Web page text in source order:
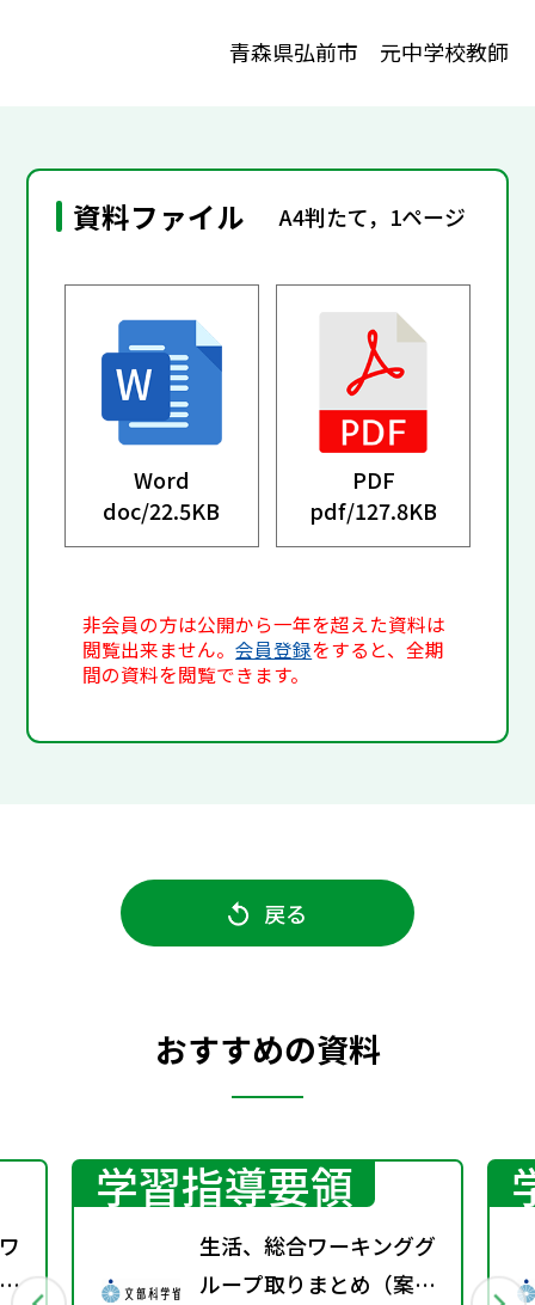
青森県弘前市 元中学校教師
資料ファイル A4判たて，1ページ
Word
doc/22.5KB
PDF
pdf/127.8KB
非会員の方は公開から一年を超えた資料は
閲覧出来ません。会員登録をすると、全期
間の資料を閲覧できます。
戻る
おすすめの資料
学習指導要領
生活、総合ワーキンググ
ループ取りまとめ（案）